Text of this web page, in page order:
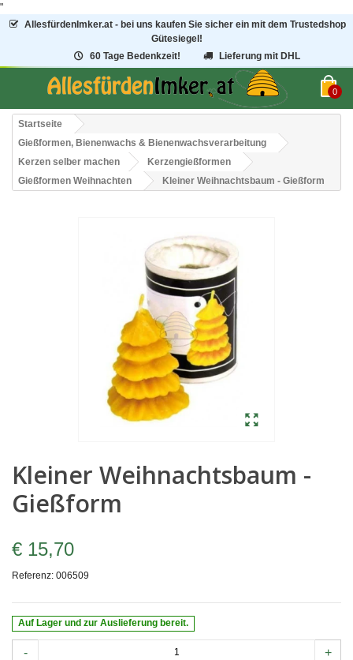
"
AllesfürdenImker.at - bei uns kaufen Sie sicher ein mit dem Trustedshop
Gütesiegel!
60 Tage Bedenkzeit!
Lieferung mit DHL
0
Startseite
Gießformen, Bienenwachs & Bienenwachsverarbeitung
Kerzen selber machen
Kerzengießformen
Gießformen Weihnachten
Kleiner Weihnachtsbaum - Gießform
Kleiner Weihnachtsbaum -
Gießform
€ 15,70
Referenz: 006509
Auf Lager und zur Auslieferung bereit.
- +